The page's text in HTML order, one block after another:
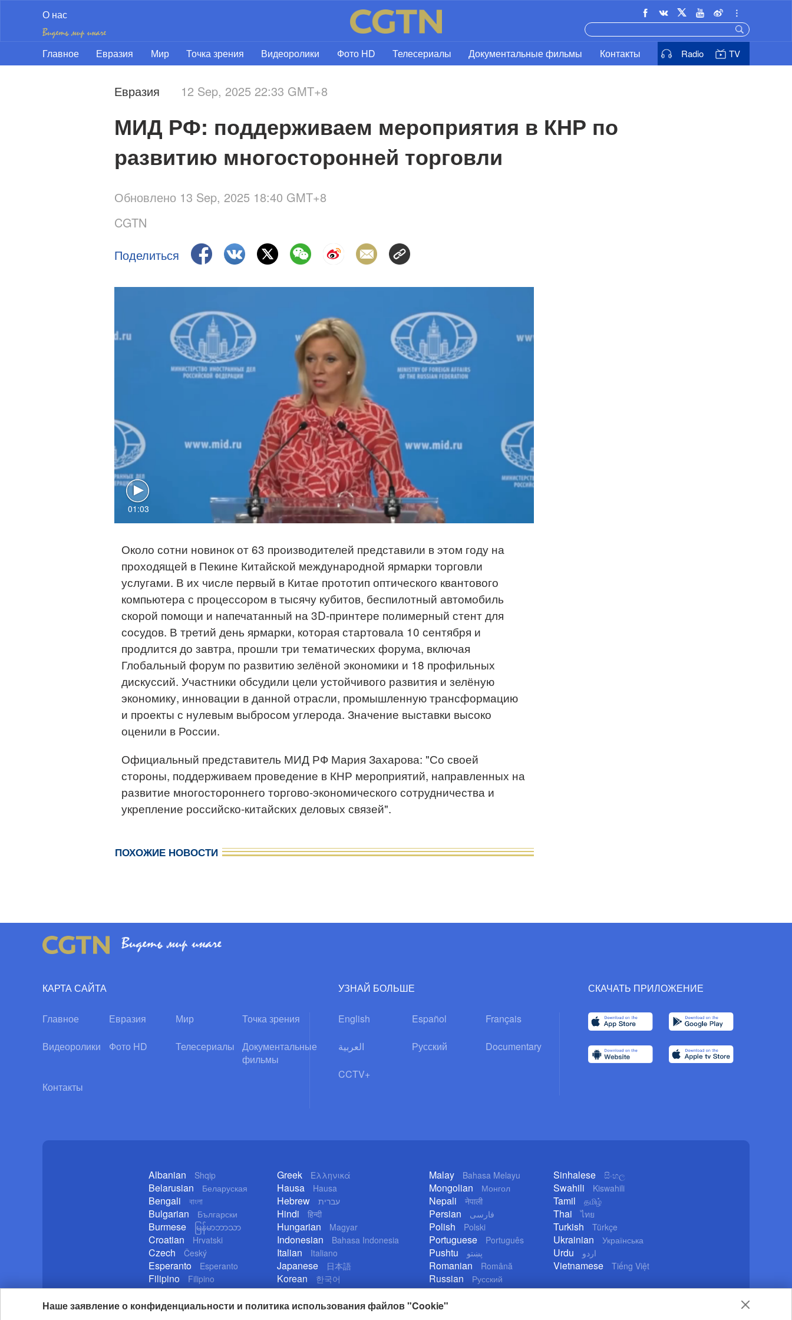
О нас
Главное Евразия Мир Точка зрения Видеоролики Фото HD Телесериалы Документальные фильмы Контакты Radio TV
Евразия 12 Sep, 2025 22:33 GMT+8
МИД РФ: поддерживаем мероприятия в КНР по
развитию многосторонней торговли
Обновлено 13 Sep, 2025 18:40 GMT+8
CGTN
Поделиться
01:03
Около сотни новинок от 63 производителей представили в этом году на
проходящей в Пекине Китайской международной ярмарки торговли
услугами. В их числе первый в Китае прототип оптического квантового
компьютера с процессором в тысячу кубитов, беспилотный автомобиль
скорой помощи и напечатанный на 3D-принтере полимерный стент для
сосудов. В третий день ярмарки, которая стартовала 10 сентября и
продлится до завтра, прошли три тематических форума, включая
Глобальный форум по развитию зелёной экономики и 18 профильных
дискуссий. Участники обсудили цели устойчивого развития и зелёную
экономику, инновации в данной отрасли, промышленную трансформацию
и проекты с нулевым выбросом углерода. Значение выставки высоко
оценили в России.
Официальный представитель МИД РФ Мария Захарова: "Со своей
стороны, поддерживаем проведение в КНР мероприятий, направленных на
развитие многостороннего торгово-экономического сотрудничества и
укрепление российско-китайских деловых связей".
ПОХОЖИЕ НОВОСТИ
КАРТА САЙТА
Главное Евразия Мир Точка зрения
Видеоролики Фото HD Телесериалы
Документальные
фильмы
Контакты
УЗНАЙ БОЛЬШЕ
English Español Français
العربية Русский Documentary
CCTV+
СКАЧАТЬ ПРИЛОЖЕНИЕ
Albanian Shqip
Belarusian Беларуская
Bengali বাংলা
Bulgarian Български
Burmese မြန်မာဘာသာ
Croatian Hrvatski
Czech Český
Esperanto Esperanto
Filipino Filipino
German Deutsch
Greek Ελληνικά
Hausa Hausa
Hebrew עברית
Hindi हिन्दी
Hungarian Magyar
Indonesian Bahasa Indonesia
Italian Italiano
Japanese 日本語
Korean 한국어
Lao ລາວ
Malay Bahasa Melayu
Mongolian Монгол
Nepali नेपाली
Persian فارسی
Polish Polski
Portuguese Português
Pushtu پښتو
Romanian Română
Russian Русский
Serbian Српски
Sinhalese සිංහල
Swahili Kiswahili
Tamil தமிழ்
Thai ไทย
Turkish Türkçe
Ukrainian Українська
Urdu اردو
Vietnamese Tiếng Việt
Наше заявление о конфиденциальности и политика использования файлов "Cookie"